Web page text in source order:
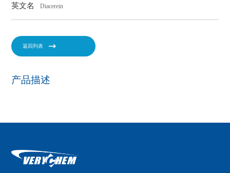
英文名 Diacerein
返回列表
产品描述